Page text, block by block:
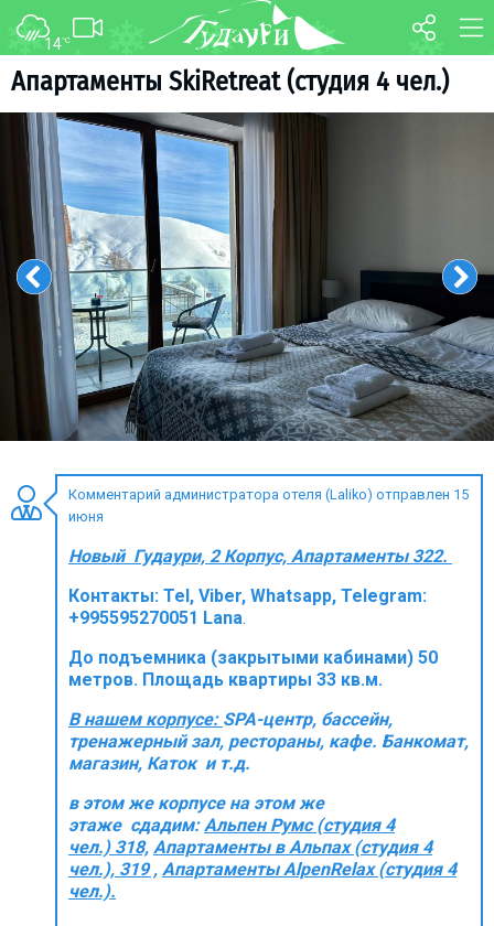
14°C
Aпартаменты SkiRetreat (студия 4 чел.)
Комментарий администратора отеля (Laliko) отправлен 15
июня
Новый Гудаури, 2 Корпус, Апартаменты 322.
Контакты: Tel, Viber, Whatsapp, Telegram:
+995595270051 Lana.
До подъемника (закрытыми кабинами) 50
метров. Площадь квартиры 33 кв.м.
В нашем корпусе: SPA-центр, бассейн,
тренажерный зал, рестораны, кафе. Банкомат,
магазин, Каток и т.д.
в этом же корпусе на этом же
этаже сдадим: Альпен Румс (студия 4
чел.) 318, Aпартаменты в Альпах (студия 4
чел.), 319 , Апартаменты AlpenRelax (студия 4
чел.).
ФОРУМ КАРТА
WEBCAM
О курорте
Схема трасс
Ски-пасс
Инструкторы
Прокат
Ски-сервис
Дети в Гудаури
Развлечения
Календарь событий
Гудаури
INFO
ПРОЖИВАНИЕ
Квартиры
Коттеджи
Отели
% Горячие предложения
Казбеги
Другое
ГРУЗИЯ